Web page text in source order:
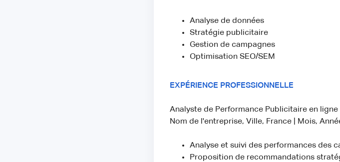
Analyse de données
Stratégie publicitaire
Gestion de campagnes
Optimisation SEO/SEM
EXPÉRIENCE PROFESSIONNELLE
Analyste de Performance Publicitaire en ligne
Nom de l'entreprise, Ville, France | Mois,
Analyse et suivi des performances des
Proposition de recommandations